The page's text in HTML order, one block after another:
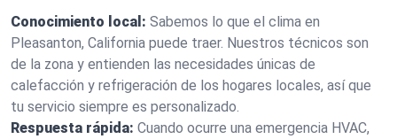
Conocimiento local: Sabemos lo que el clima en
Pleasanton, California puede traer. Nuestros técnicos son
de la zona y entienden las necesidades únicas de
calefacción y refrigeración de los hogares locales, así que
tu servicio siempre es personalizado.
Respuesta rápida: Cuando ocurre una emergencia HVAC,